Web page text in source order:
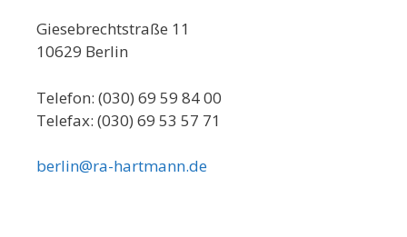
Giesebrechtstraße 11
10629 Berlin
Telefon: (030) 69 59 84 00
Telefax: (030) 69 53 57 71
berlin@ra-hartmann.de